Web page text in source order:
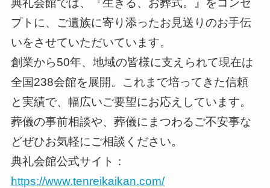
典礼会館では、『生きる、お葬式。』をコンセ
プトに、ご遺族に寄り添ったお見送りのお手伝
いをさせていただいています。
創業から50年、地域の皆様に支えられて現在は
全国238会館を展開。これまで培ってきた信頼
と実績で、幅広いご要望にお応えしています。
葬儀の事前相談や、葬儀にまつわるご不安事な
どぜひお気軽にご相談ください。
典礼会館公式サイト：
https://www.tenreikaikan.com/